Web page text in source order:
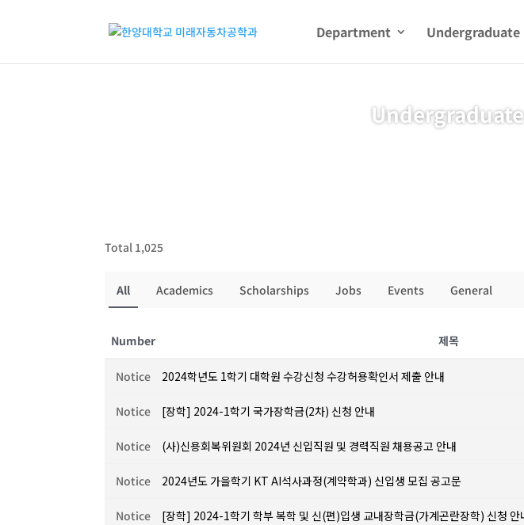
Department Undergraduate
Total 1,025
All Academics Scholarships Jobs Events General
Number 제목
Notice 2024학년도 1학기 대학원 수강신청 수강허용확인서 제출 안내
Notice [장학] 2024-1학기 국가장학금(2차) 신청 안내
Notice (사)신용회복위원회 2024년 신입직원 및 경력직원 채용공고 안내
Notice 2024년도 가을학기 KT AI석사과정(계약학과) 신입생 모집 공고문
Notice [장학] 2024-1학기 학부 복학 및 신(편)입생 교내장학금(가계곤란장학) 신청 안